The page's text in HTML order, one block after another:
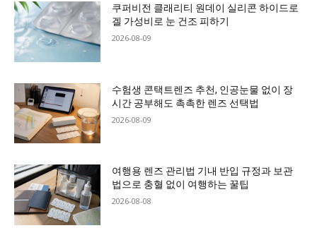
쿠퍼비전 클래리티 원데이 실리콘 하이드로
겔 가성비로 눈 건조 피하기
2026-08-09
수험생 콘택트렌즈 추천, 인공눈물 없이 장
시간 공부해도 촉촉한 렌즈 선택법
2026-08-09
여행용 렌즈 관리법 기내 반입 규정과 보관
법으로 충혈 없이 여행하는 꿀팁
2026-08-08